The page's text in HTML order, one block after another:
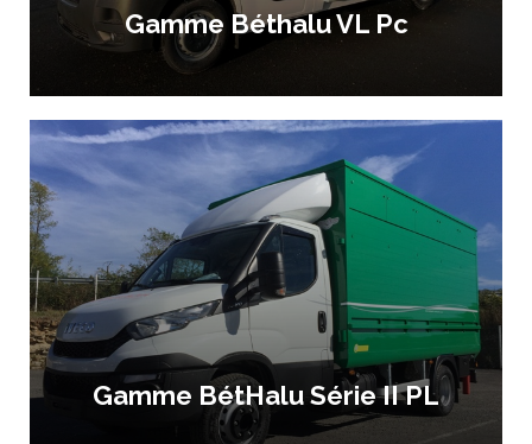
Gamme Béthalu VL Pc
Gamme BétHalu Série II PL